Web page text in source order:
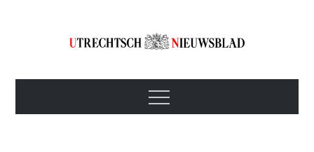
Utrechtsch
Nieuwsblad
1893-1967
Menu